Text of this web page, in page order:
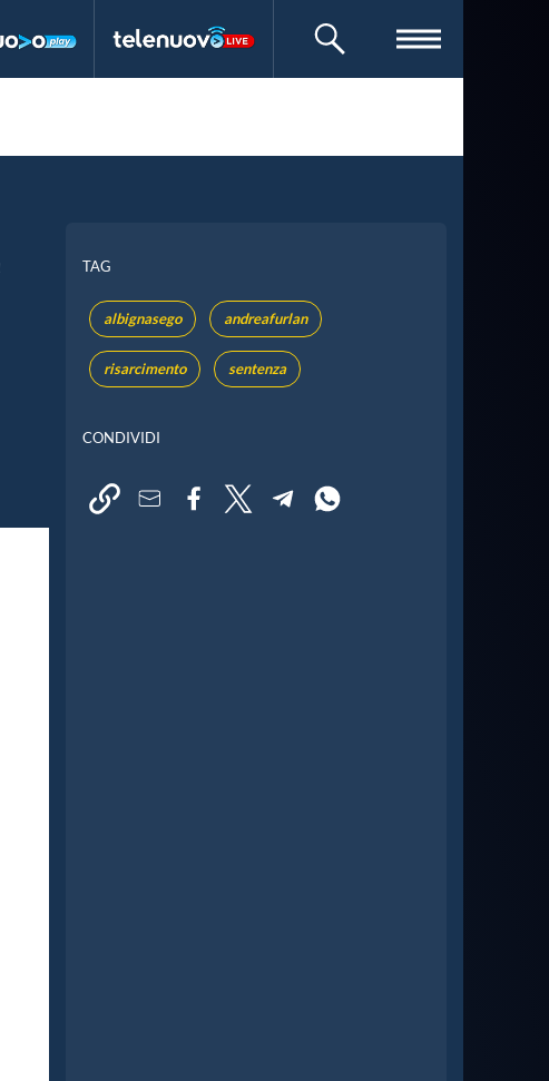
CERCA
TAG
albignasego andreafurlan
risarcimento sentenza
CONDIVIDI